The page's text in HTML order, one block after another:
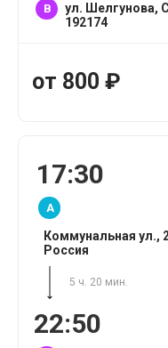
B
ул. Шелгунова,
192174
от 800 ₽
17:30
A
Коммунальная ул.,
Россия
5 ч. 20 мин.
22:50